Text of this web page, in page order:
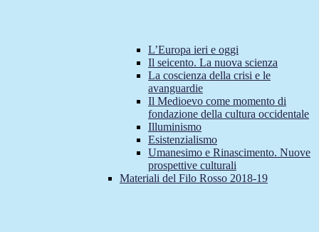
L’Europa ieri e oggi
Il seicento. La nuova scienza
La coscienza della crisi e le
avanguardie
Il Medioevo come momento di
fondazione della cultura occidentale
Illuminismo
Esistenzialismo
Umanesimo e Rinascimento. Nuove
prospettive culturali
Materiali del Filo Rosso 2018-19